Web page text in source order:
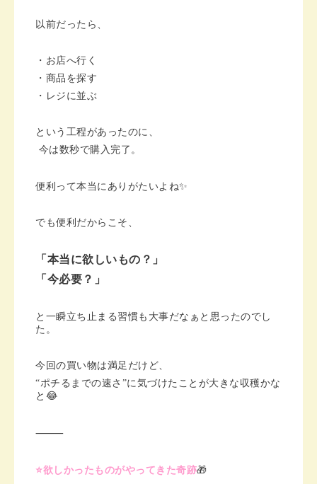
以前だったら、
・お店へ行く
・商品を探す
・レジに並ぶ
という工程があったのに、
今は数秒で購入完了。
便利って本当にありがたいよね✨
でも便利だからこそ、
「本当に欲しいもの？」
「今必要？」
と一瞬立ち止まる習慣も大事だなぁと思ったのでし
た。
今回の買い物は満足だけど、
“ポチるまでの速さ”に気づけたことが大きな収穫かな
と😂
⸻
⭐️欲しかったものがやってきた奇跡🎁